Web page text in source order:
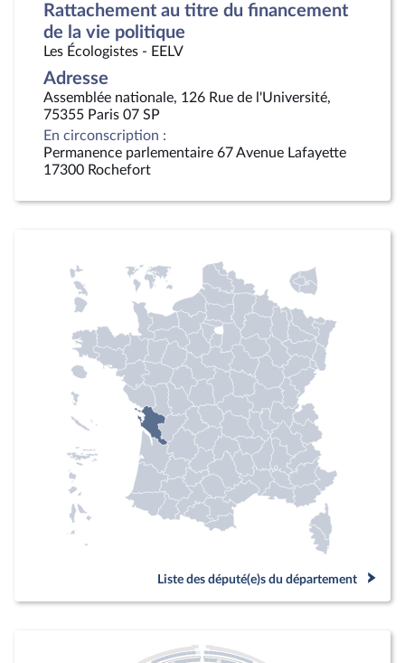
Rattachement au titre du financement
de la vie politique
Les Écologistes - EELV
Adresse
Assemblée nationale, 126 Rue de l'Université,
75355 Paris 07 SP
En circonscription :
Permanence parlementaire 67 Avenue Lafayette
17300 Rochefort
Liste des député(e)s du département